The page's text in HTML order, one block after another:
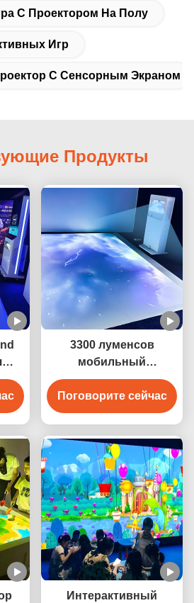
С Проектором На Полу
Игр
С Сенсорным Экраном
Продукты
3300 луменсов
мобильный
интерактивный
полный проектор
игровой план для
Поговорите сейчас
Интерактивный